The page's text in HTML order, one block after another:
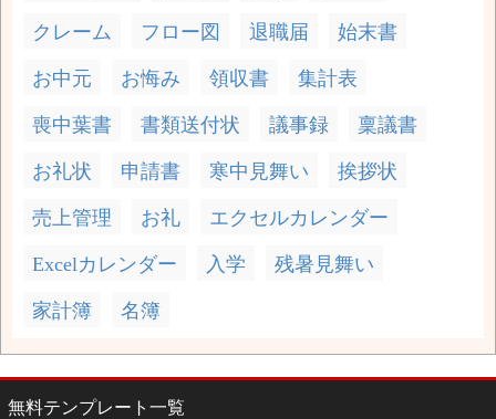
クレーム フロー図 退職届 始末書
お中元 お悔み 領収書 集計表
喪中葉書 書類送付状 議事録 稟議書
お礼状 申請書 寒中見舞い 挨拶状
売上管理 お礼 エクセルカレンダー
Excelカレンダー 入学 残暑見舞い
家計簿 名簿
無料テンプレート一覧